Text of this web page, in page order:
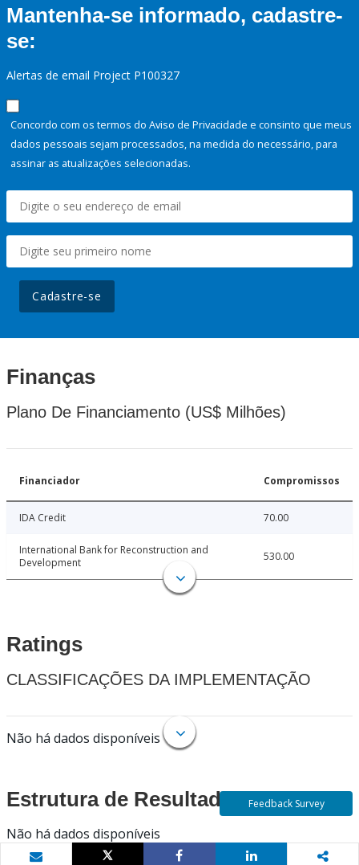
Mantenha-se informado, cadastre-
se:
Alertas de email Project P100327
Concordo com os termos do Aviso de Privacidade e consinto que meus
dados pessoais sejam processados, na medida do necessário, para
assinar as atualizações selecionadas.
Cadastre-se
Finanças
Plano De Financiamento (US$ Milhões)
Financiador Compromissos
IDA Credit 70.00
International Bank for Reconstruction and
Development
530.00
Ratings
CLASSIFICAÇÕES DA IMPLEMENTAÇÃO
Não há dados disponíveis
Estrutura de Resultados
Não há dados disponíveis
Feedback Survey